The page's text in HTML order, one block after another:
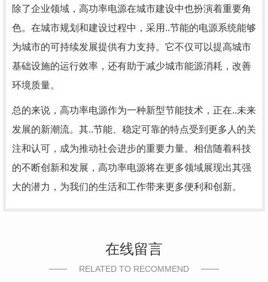
除了企业领域，高功率电源在城市建设中也扮演着重要角
色。在城市规划和建设过程中，采用..节能的电源系统能够
为城市的可持续发展提供有力支持。它不仅可以提高城市
基础设施的运行效率，还有助于减少城市能源消耗，改善
环境质量。
总的来说，高功率电源作为一种新型节能技术，正在..未来
发展的新潮流。其..节能、稳定可靠的特点受到更多人的关
注和认可，成为推动社会进步的重要力量。相信随着科技
的不断创新和发展，高功率电源将在更多领域展现出其强
大的潜力，为我们的生活和工作带来更多便利和创新。
在线留言
RELATED TO RECOMMEND